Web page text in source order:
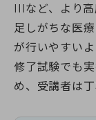
IIIなど、より
足しがちな医
が行いやすい
修了試験でも
め、受講者は